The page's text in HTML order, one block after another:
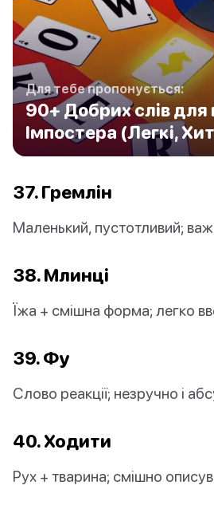
Для тебе пропонується:
90+ Добрих слів для
Імпостера (Легкі,
37. Гремлін
Маленький, пустотливий;
38. Млинці
Їжа + смішна форма; легко
39. Фу
Слово реакції; незручно і
40. Ходити
Рух + тварина; смішно